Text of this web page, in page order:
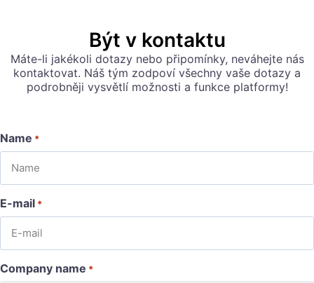
Být v kontaktu
Máte-li jakékoli dotazy nebo připomínky, neváhejte nás
kontaktovat. Náš tým zodpoví všechny vaše dotazy a
podrobněji vysvětlí možnosti a funkce platformy!
Name *
E-mail *
Company name *